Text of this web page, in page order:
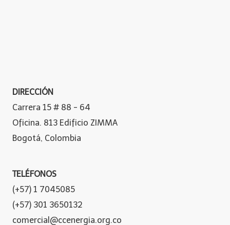
DIRECCIÓN
Carrera 15 # 88 - 64
Oficina. 813 Edificio ZIMMA
Bogotá, Colombia
TELÉFONOS
(+57) 1 7045085
(+57) 301 3650132
comercial@ccenergia.org.co